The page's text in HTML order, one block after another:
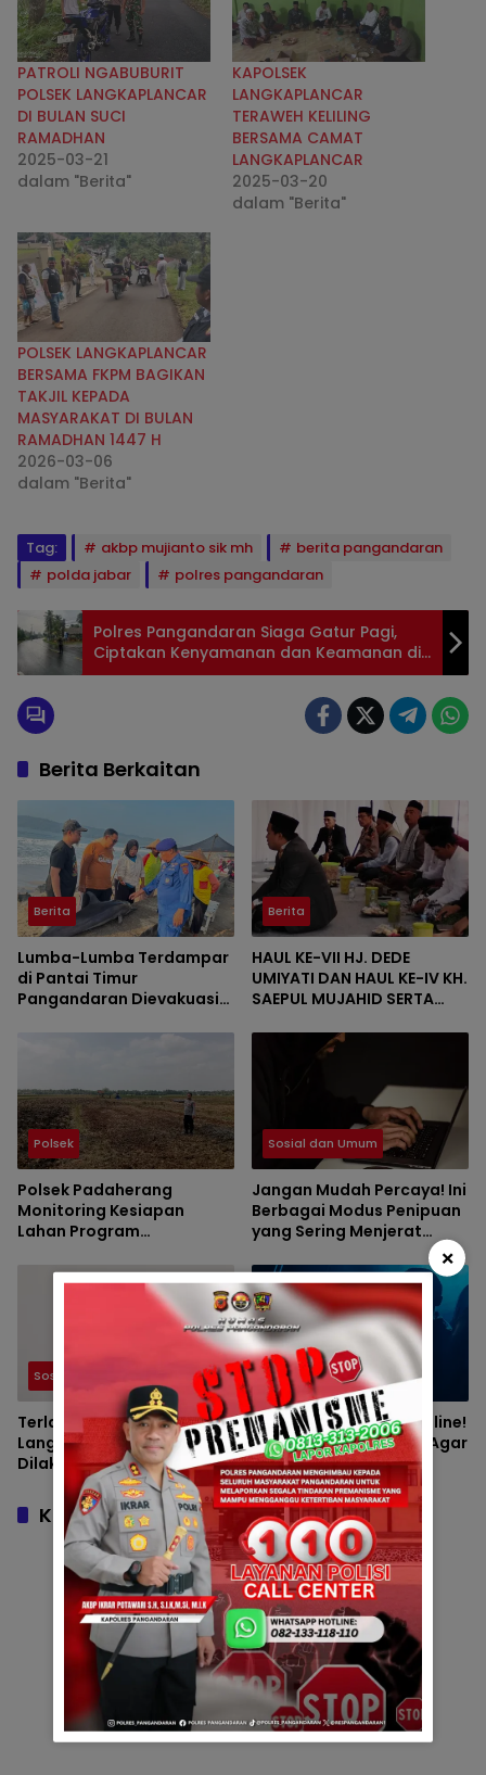
PATROLI NGABUBURIT
POLSEK LANGKAPLANCAR
DI BULAN SUCI
RAMADHAN
2025-03-21
dalam "Berita"
KAPOLSEK
LANGKAPLANCAR
TERAWEH KELILING
BERSAMA CAMAT
LANGKAPLANCAR
2025-03-20
dalam "Berita"
POLSEK LANGKAPLANCAR
BERSAMA FKPM BAGIKAN
TAKJIL KEPADA
MASYARAKAT DI BULAN
RAMADHAN 1447 H
2026-03-06
dalam "Berita"
Tag: akbp mujianto sik mh
berita pangandaran
polda jabar
polres pangandaran
Polres Pangandaran Siaga Gatur Pagi,
Ciptakan Kenyamanan dan Keamanan di
Jalan Raya
Berita Berkaitan
Berita
Lumba-Lumba Terdampar
di Pantai Timur
Pangandaran Dievakuasi
Berita
HAUL KE-VII HJ. DEDE
UMIYATI DAN HAUL KE-IV KH.
SAEPUL MUJAHID SERTA
HIMPUNAN ALUMNI DIGELAR
FALAH SANUSSIYAH
Polsek
Polsek Padaherang
Monitoring Kesiapan
Lahan Program
Desa Ciganjeng
Sosial dan Umum
Jangan Mudah Percaya! Ini
Berbagai Modus Penipuan
yang Sering Menjerat
Sosial dan Umum
Terlanjur Tertipu? Ketahui
Langkah yang Harus
Dilakukan dan Cara
Mencegah Kejadian
Terulang
Sosial dan Umum
Waspada Penipuan Online!
Kenali Modus Terbaru Agar
Tidak Menjadi Korban
Komentar
×